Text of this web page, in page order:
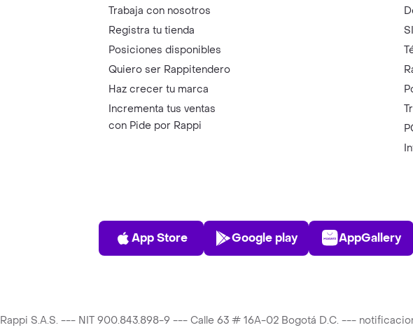
Trabaja con nosotros
Registra tu tienda
Posiciones disponibles
Quiero ser Rappitendero
Haz crecer tu marca
Incrementa tus ventas
con Pide por Rappi
App Store
App Store
Play Store
Google play AppGallery
Rappi S.A.S. --- NIT 900.843.898-9 --- Calle 63 # 16A-02 Bogotá D.C. ---